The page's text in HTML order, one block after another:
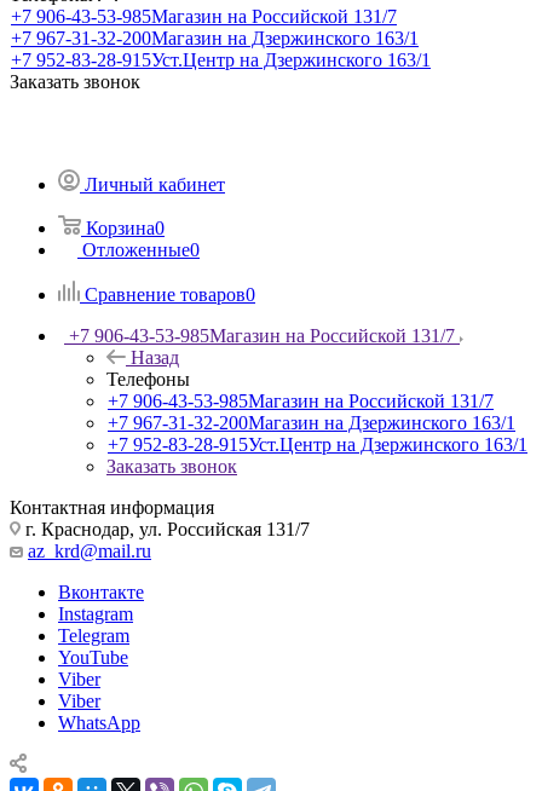
+7 906-43-53-985Магазин на Российской 131/7
+7 967-31-32-200Магазин на Дзержинского 163/1
+7 952-83-28-915Уст.Центр на Дзержинского 163/1
Заказать звонок
Личный кабинет
Корзина0
Отложенные0
Сравнение товаров0
+7 906-43-53-985Магазин на Российской 131/7
Назад
Телефоны
+7 906-43-53-985Магазин на Российской 131/7
+7 967-31-32-200Магазин на Дзержинского 163/1
+7 952-83-28-915Уст.Центр на Дзержинского 163/1
Заказать звонок
Контактная информация
г. Краснодар, ул. Российская 131/7
az_krd@mail.ru
Вконтакте
Instagram
Telegram
YouTube
Viber
Viber
WhatsApp